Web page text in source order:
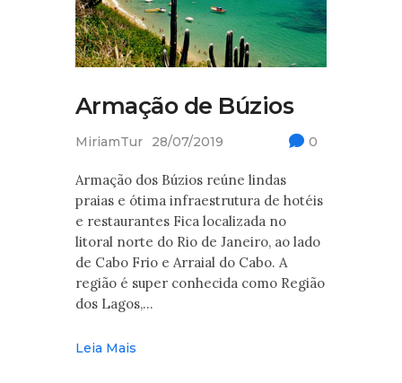
Armação de Búzios
MiriamTur 28/07/2019 0
Armação dos Búzios reúne lindas
praias e ótima infraestrutura de hotéis
e restaurantes Fica localizada no
litoral norte do Rio de Janeiro, ao lado
de Cabo Frio e Arraial do Cabo. A
região é super conhecida como Região
dos Lagos,…
Leia Mais